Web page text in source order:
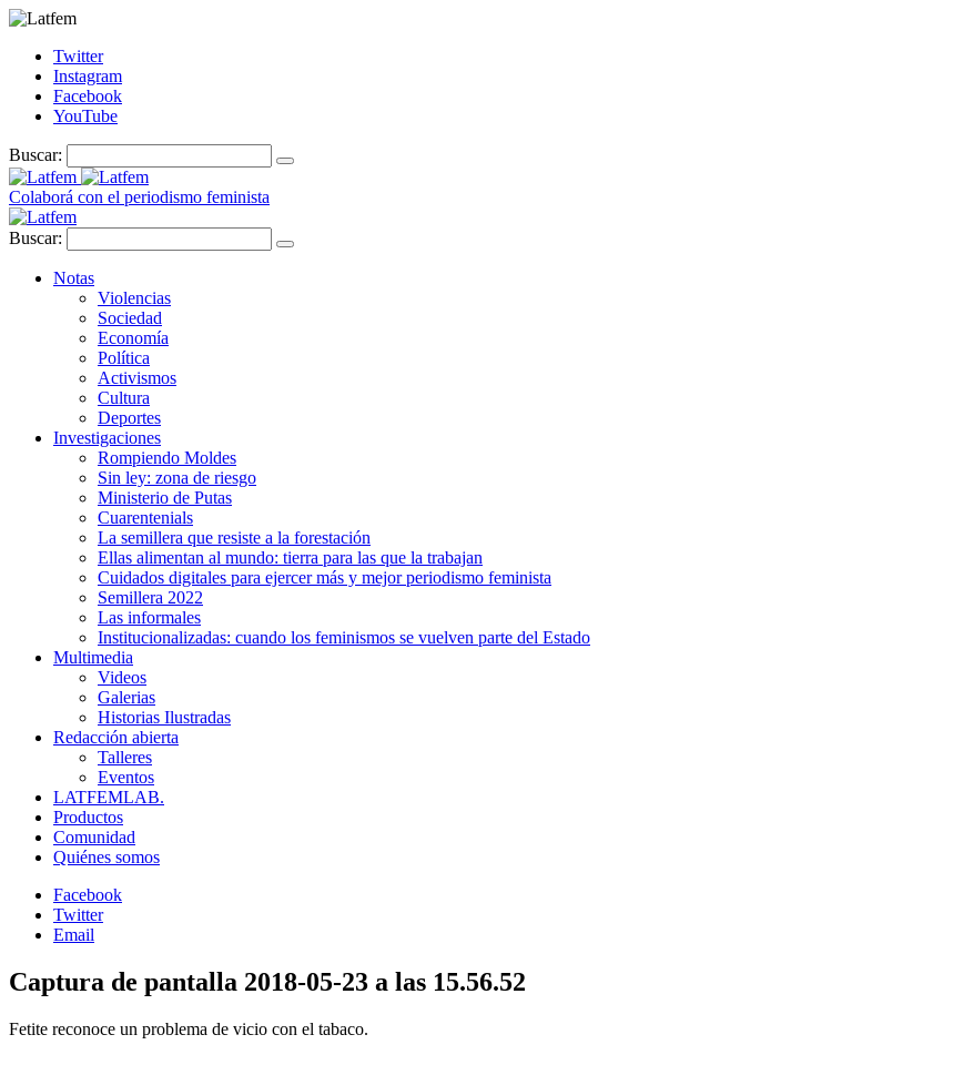
Twitter
Instagram
Facebook
YouTube
Buscar:
Colaborá con el periodismo feminista
Buscar:
Notas
Violencias
Sociedad
Economía
Política
Activismos
Cultura
Deportes
Investigaciones
Rompiendo Moldes
Sin ley: zona de riesgo
Ministerio de Putas
Cuarentenials
La semillera que resiste a la forestación
Ellas alimentan al mundo: tierra para las que la trabajan
Cuidados digitales para ejercer más y mejor periodismo feminista
Semillera 2022
Las informales
Institucionalizadas: cuando los feminismos se vuelven parte del Estado
Multimedia
Videos
Galerias
Historias Ilustradas
Redacción abierta
Talleres
Eventos
LATFEMLAB.
Productos
Comunidad
Quiénes somos
Facebook
Twitter
Email
Captura de pantalla 2018-05-23 a las 15.56.52
Fetite reconoce un problema de vicio con el tabaco.